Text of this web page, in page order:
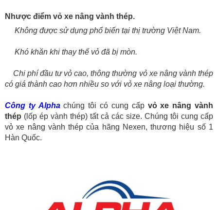
Nhược điểm vỏ xe nâng vành thép.
Không được sử dụng phổ biến tại thị trường Việt Nam.
Khó khăn khi thay thế vỏ đã bị mòn.
Chi phí đầu tư vỏ cao, thông thường vỏ xe nâng vành thép
có giá thành cao hơn nhiều so với vỏ xe nâng loại thường.
Công ty Alphachúng tôi có cung cấp vỏ xe nâng vành
thép (lốp ép vành thép) tất cả các size. Chúng tôi cung cấp
vỏ xe nâng vành thép của hãng Nexen, thương hiệu số 1
Hàn Quốc.